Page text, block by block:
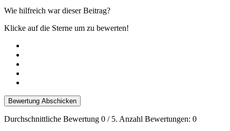
Wie hilfreich war dieser Beitrag?
Klicke auf die Sterne um zu bewerten!
Bewertung Abschicken
Durchschnittliche Bewertung 0 / 5. Anzahl Bewertungen: 0